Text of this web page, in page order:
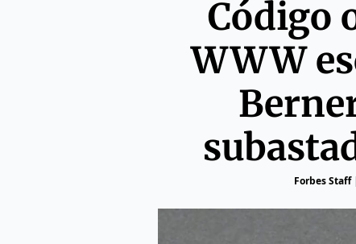
Código
WWW
Forbes Staff|